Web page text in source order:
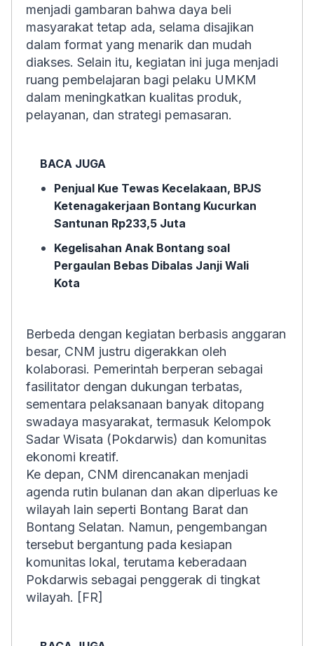
menjadi gambaran bahwa daya beli
masyarakat tetap ada, selama disajikan
dalam format yang menarik dan mudah
diakses. Selain itu, kegiatan ini juga menjadi
ruang pembelajaran bagi pelaku UMKM
dalam meningkatkan kualitas produk,
pelayanan, dan strategi pemasaran.
BACA JUGA
Penjual Kue Tewas Kecelakaan, BPJS
Ketenagakerjaan Bontang Kucurkan
Santunan Rp233,5 Juta
Kegelisahan Anak Bontang soal
Pergaulan Bebas Dibalas Janji Wali
Kota
Berbeda dengan kegiatan berbasis anggaran
besar, CNM justru digerakkan oleh
kolaborasi. Pemerintah berperan sebagai
fasilitator dengan dukungan terbatas,
sementara pelaksanaan banyak ditopang
swadaya masyarakat, termasuk Kelompok
Sadar Wisata (Pokdarwis) dan komunitas
ekonomi kreatif.
Ke depan, CNM direncanakan menjadi
agenda rutin bulanan dan akan diperluas ke
wilayah lain seperti Bontang Barat dan
Bontang Selatan. Namun, pengembangan
tersebut bergantung pada kesiapan
komunitas lokal, terutama keberadaan
Pokdarwis sebagai penggerak di tingkat
wilayah. [FR]